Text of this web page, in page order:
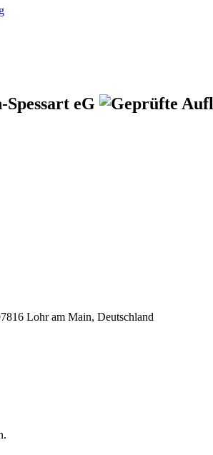
eG
Lohr am Main, Deutschland